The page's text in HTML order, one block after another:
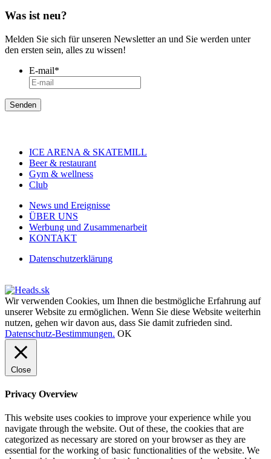
Was ist neu?
Melden Sie sich für unseren Newsletter an und Sie werden unter
den ersten sein, alles zu wissen!
E-mail*
ICE ARENA & SKATEMILL
Beer & restaurant
Gym & wellness
Club
News und Ereignisse
ÜBER UNS
Werbung und Zusammenarbeit
KONTAKT
Datenschutzerklärung
Wir verwenden Cookies, um Ihnen die bestmögliche Erfahrung auf
unserer Website zu ermöglichen. Wenn Sie diese Website weiterhin
nutzen, gehen wir davon aus, dass Sie damit zufrieden sind.
Datenschutz-Bestimmungen. OK
Close
Privacy Overview
This website uses cookies to improve your experience while you
navigate through the website. Out of these, the cookies that are
categorized as necessary are stored on your browser as they are
essential for the working of basic functionalities of the website. We